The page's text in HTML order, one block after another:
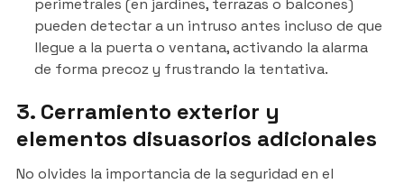
perimetrales (en jardines, terrazas o balcones)
pueden detectar a un intruso antes incluso de que
llegue a la puerta o ventana, activando la alarma
de forma precoz y frustrando la tentativa.
3. Cerramiento exterior y
elementos disuasorios adicionales
No olvides la importancia de la seguridad en el